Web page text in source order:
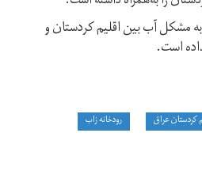
مشکل آب بین اقلیم کردستان و
است.
کردستان عراق رودخانه زاب